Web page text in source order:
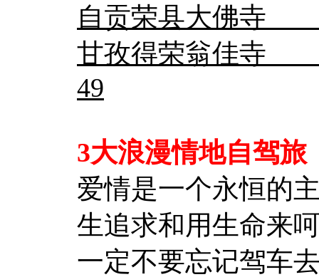
自贡荣县大佛
甘孜得荣翁佳
49
3大浪漫情地自驾旅
爱情是一个永恒的
生追求和用生命来
一定不要忘记驾车